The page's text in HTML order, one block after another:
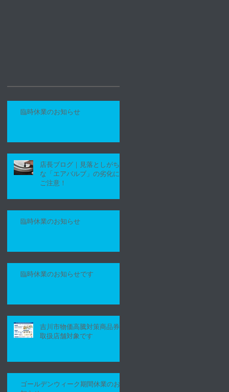
臨時休業のお知らせ
店長ブログ｜見落としがち
な「エアバルブ」の劣化に
ご注意！
臨時休業のお知らせ
臨時休業のお知らせです
吉川市物価高騰対策商品券
取扱店舗対象です
ゴールデンウィーク期間休業のお